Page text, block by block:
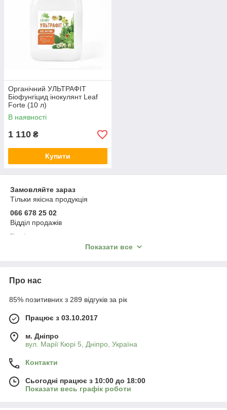
Органічний УЛЬТРАФІТ
Біофунгіцид інокулянт Leaf
Forte (10 л)
В наявності
1 110 ₴
Купити
Замовляйте зараз
Тільки якісна продукція
066 678 25 02
Відділ продажів
Варіанти оплати:
післяплата, онлайн-оплата, на рахунок ФОП без ПДВ
Відправка впродовж 1–3 робочих днів
Показати все
Про нас
85% позитивних з 289 відгуків за рік
Працює з 03.10.2017
м. Дніпро
вул. Марії Кюрі 5, Дніпро, Україна
Контакти
Сьогодні працює з 10:00 до 18:00
Показати весь графік роботи